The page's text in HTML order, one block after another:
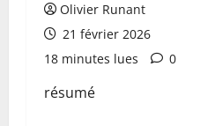
Olivier Runant
21 février 2026
18 minutes lues
0
résumé